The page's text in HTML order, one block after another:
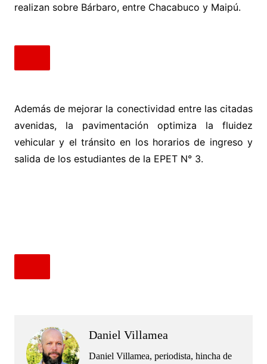
realizan sobre Bárbaro, entre Chacabuco y Maipú.
Además de mejorar la conectividad entre las citadas
avenidas, la pavimentación optimiza la fluidez
vehicular y el tránsito en los horarios de ingreso y
salida de los estudiantes de la EPET N° 3.
Daniel Villamea
Daniel Villamea, periodista, hincha de